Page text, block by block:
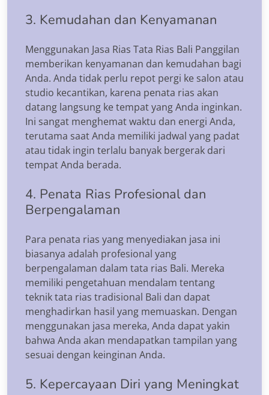
3. Kemudahan dan Kenyamanan
Menggunakan Jasa Rias Tata Rias Bali Panggilan
memberikan kenyamanan dan kemudahan bagi
Anda. Anda tidak perlu repot pergi ke salon atau
studio kecantikan, karena penata rias akan
datang langsung ke tempat yang Anda inginkan.
Ini sangat menghemat waktu dan energi Anda,
terutama saat Anda memiliki jadwal yang padat
atau tidak ingin terlalu banyak bergerak dari
tempat Anda berada.
4. Penata Rias Profesional dan
Berpengalaman
Para penata rias yang menyediakan jasa ini
biasanya adalah profesional yang
berpengalaman dalam tata rias Bali. Mereka
memiliki pengetahuan mendalam tentang
teknik tata rias tradisional Bali dan dapat
menghadirkan hasil yang memuaskan. Dengan
menggunakan jasa mereka, Anda dapat yakin
bahwa Anda akan mendapatkan tampilan yang
sesuai dengan keinginan Anda.
5. Kepercayaan Diri yang Meningkat